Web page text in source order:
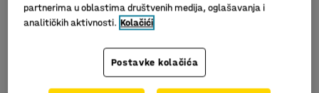
Izdržljiv laminat
partnerima u oblastima društvenih medija, oglašavanja i
analitičkih aktivnosti. Kolačići
Postavke kolačića